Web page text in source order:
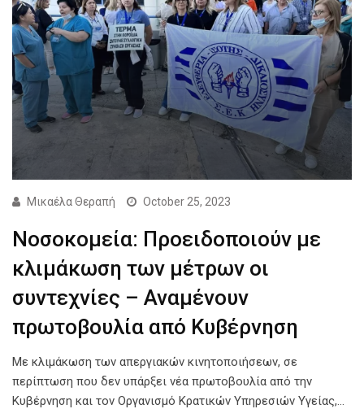
Μικαέλα Θεραπή October 25, 2023
Νοσοκομεία: Προειδοποιούν με
κλιμάκωση των μέτρων οι
συντεχνίες – Αναμένουν
πρωτοβουλία από Κυβέρνηση
Με κλιμάκωση των απεργιακών κινητοποιήσεων, σε
περίπτωση που δεν υπάρξει νέα πρωτοβουλία από την
Κυβέρνηση και τον Οργανισμό Κρατικών Υπηρεσιών Υγείας,…